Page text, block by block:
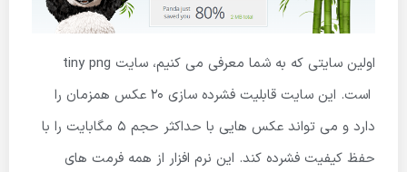
اولین سایتی که به شما معرفی می کنیم، سایت tiny png
است. این سایت قابلیت فشرده سازی 20 عکس همزمان را
دارد و می تواند عکس هایی با حداکثر حجم 5 مگابایت را با
حفظ کیفیت فشرده کند. این نرم افزار از همه فرمت های